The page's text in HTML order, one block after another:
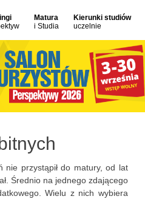
Matura
i Studia
Kierunki studiów
uczelnie
przystąpił do matury, od lat
Średnio na jednego zdającego
Wielu z nich wybiera